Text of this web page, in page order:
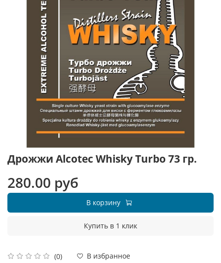
Дрожжи Alcotec Whisky Turbo 73 гр.
(0) В избранное
280.00 руб
В корзину
Купить в 1 клик